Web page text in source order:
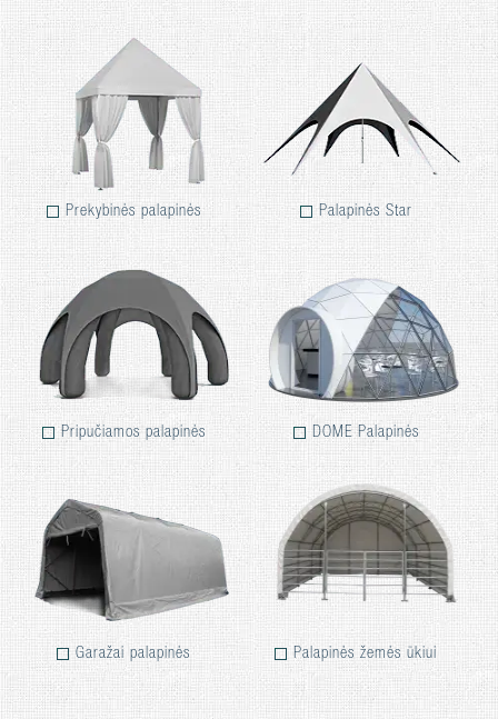
Prekybinės palapinės Palapinės Star
Pripučiamos palapinės DOME Palapinės
Garažai palapinės Palapinės žemės ūkiui